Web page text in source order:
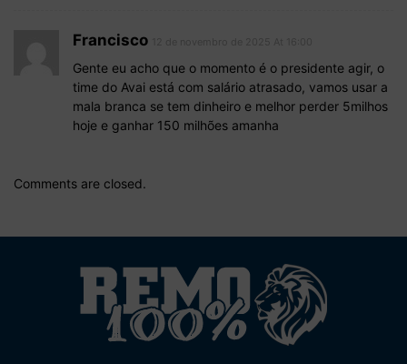
Francisco
Gente eu acho que o momento é o presidente agir, o
time do Avai está com salário atrasado, vamos usar a
mala branca se tem dinheiro e melhor perder 5milhos
hoje e ganhar 150 milhões amanha
Comments are closed.